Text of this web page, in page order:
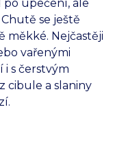
upečení, ale
se ještě
měkké. Nejčastěji
vařenými
i s čerstvým
cibule a slaniny